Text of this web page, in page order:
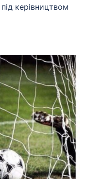
керівництвом